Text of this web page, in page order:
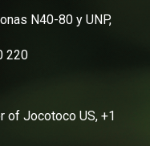
N40-80 y UNP,
220
of Jocotoco US, +1